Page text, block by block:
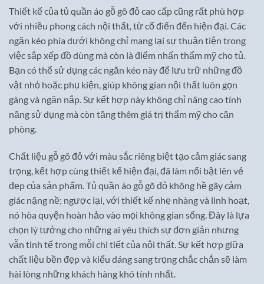
Thiết kế của tủ quần áo gỗ gõ đỏ cao cấp cũng rất phù hợp
với nhiều phong cách nội thất, từ cổ điển đến hiện đại. Các
ngăn kéo phía dưới không chỉ mang lại sự thuận tiện trong
việc sắp xếp đồ dùng mà còn là điểm nhấn thẩm mỹ cho tủ.
Bạn có thể sử dụng các ngăn kéo này để lưu trữ những đồ
vật nhỏ hoặc phụ kiện, giúp không gian nội thất luôn gọn
gàng và ngăn nắp. Sự kết hợp này không chỉ nâng cao tính
năng sử dụng mà còn tăng thêm giá trị thẩm mỹ cho căn
phòng.
Chất liệu gỗ gõ đỏ với màu sắc riêng biệt tạo cảm giác sang
trọng, kết hợp cùng thiết kế hiện đại, đã làm nổi bật lên vẻ
đẹp của sản phẩm. Tủ quần áo gỗ gõ đỏ không hề gây cảm
giác nặng nề; ngược lại, với thiết kế nhẹ nhàng và linh hoạt,
nó hòa quyện hoàn hảo vào mọi không gian sống. Đây là lựa
chọn lý tưởng cho những ai yêu thích sự đơn giản nhưng
vẫn tinh tế trong mỗi chi tiết của nội thất. Sự kết hợp giữa
chất liệu bền đẹp và kiểu dáng sang trọng chắc chắn sẽ làm
hài lòng những khách hàng khó tính nhất.